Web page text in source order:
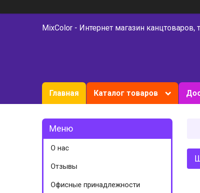
MixColor - Интернет магазин
Главная Каталог товаров
О нас
Отзывы
Офисные принадлежности